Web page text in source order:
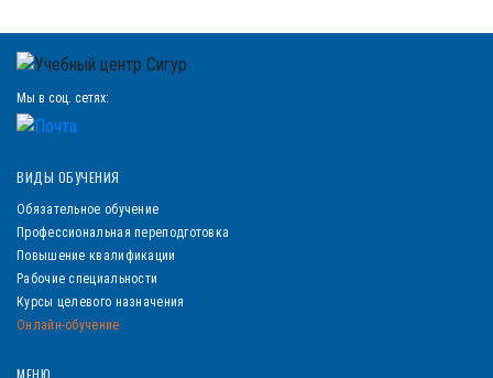
Мы в соц. сетях:
ВИДЫ ОБУЧЕНИЯ
Обязательное обучение
Профессиональная переподготовка
Повышение квалификации
Рабочие специальности
Курсы целевого назначения
Онлайн-обучение
МЕНЮ